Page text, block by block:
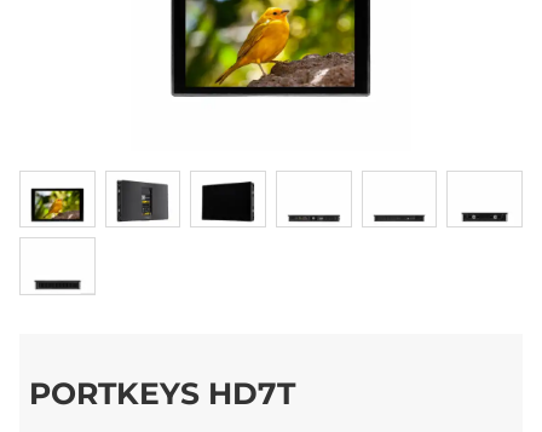
PORTKEYS HD7T